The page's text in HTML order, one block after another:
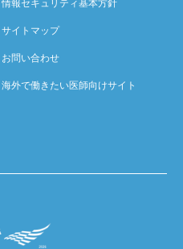
情報セキュリティ基本方針
サイトマップ
お問い合わせ
海外で働きたい医師向けサイト